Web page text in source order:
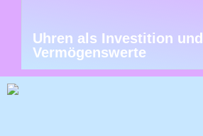
Uhren als Investition und
Vermögenswerte